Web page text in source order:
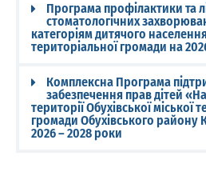
Програма профілактики та
стоматологічних
категоріям дитячого
територіальної громади на
Комплексна Програма
забезпечення прав дітей
території Обухівської міської
громади Обухівського району
2026 – 2028 роки